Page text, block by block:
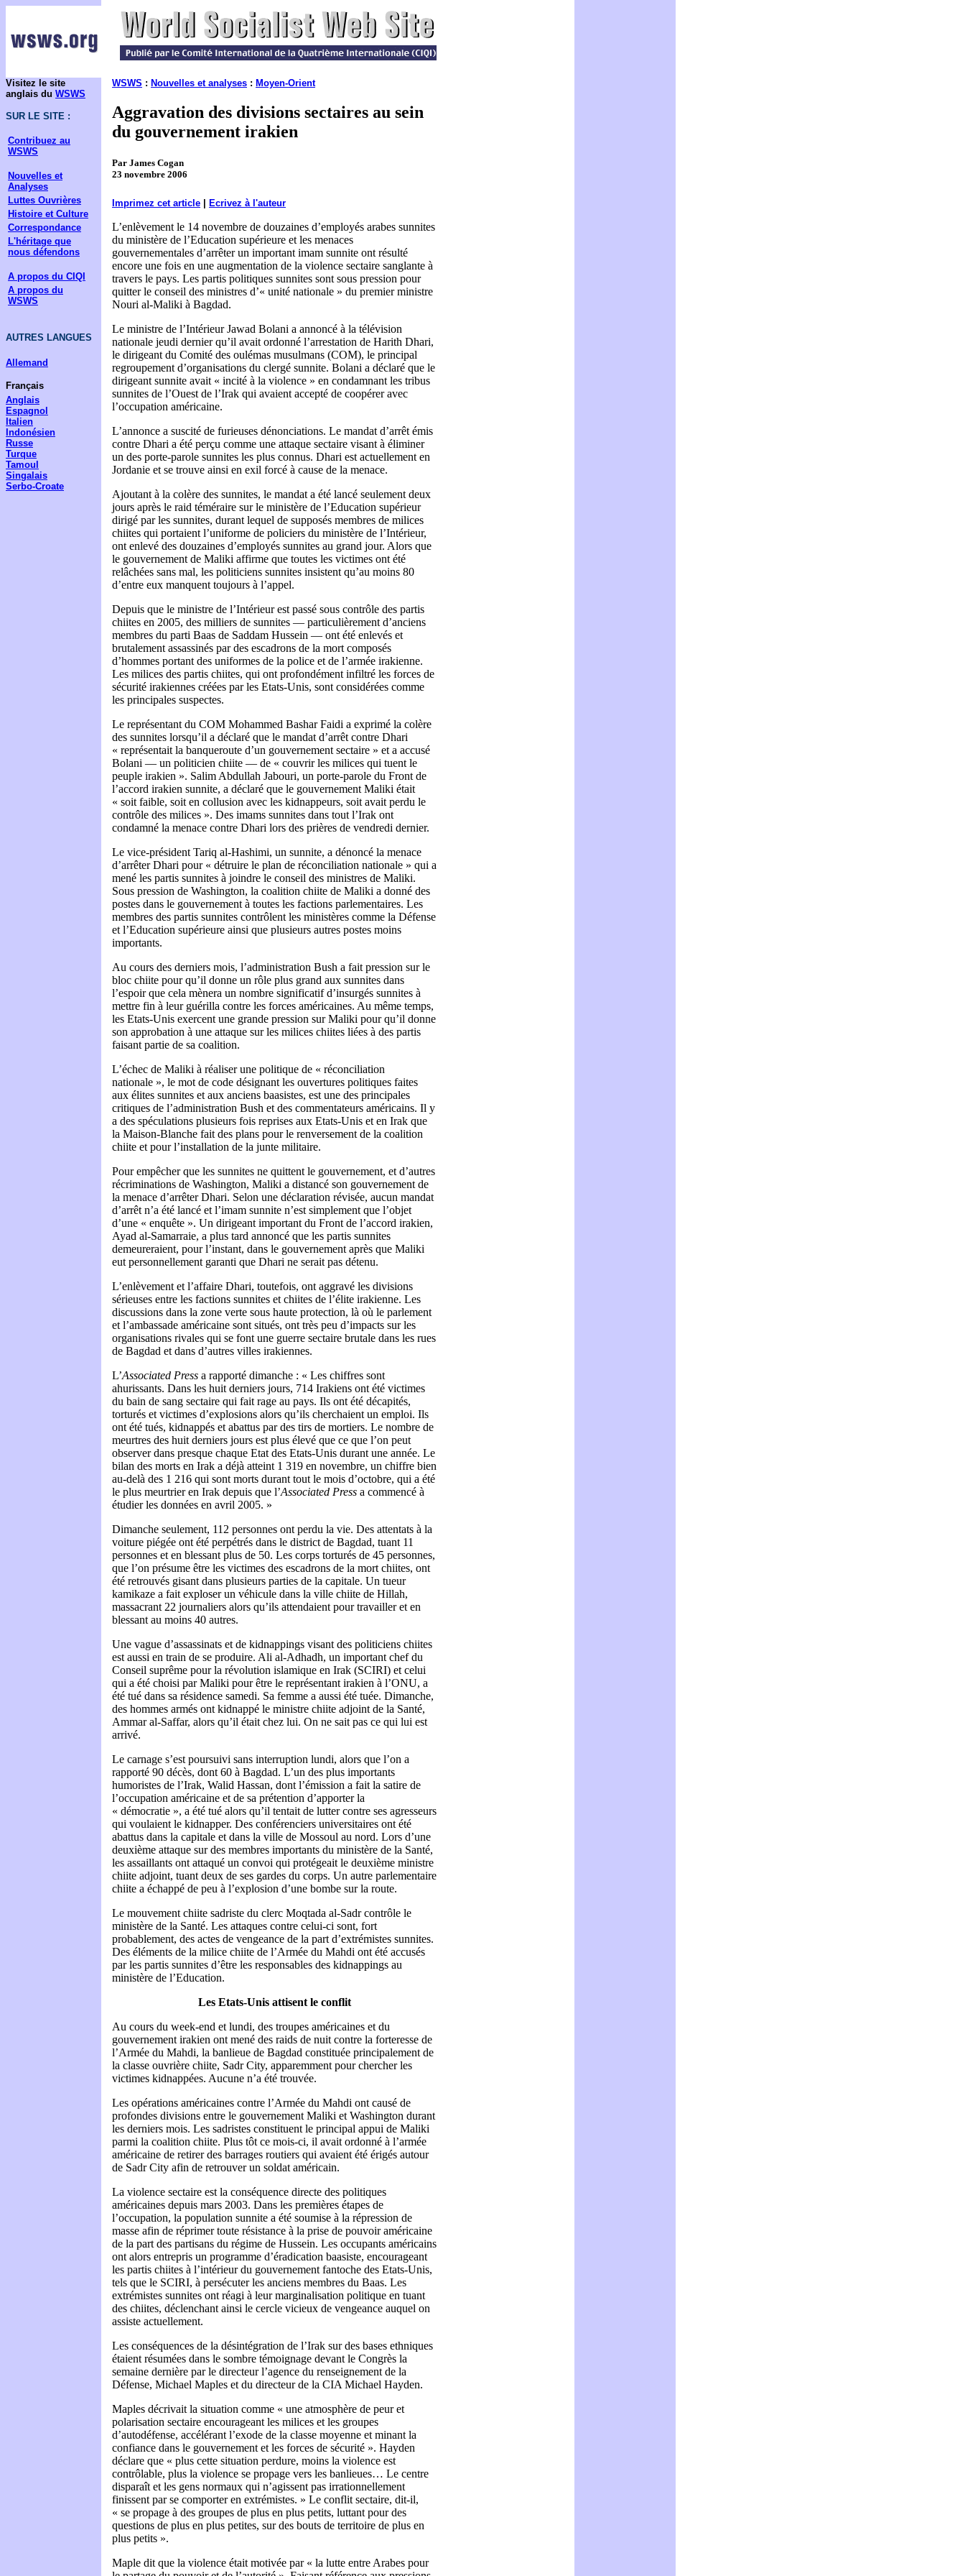
Visitez le site
anglais du WSWS
SUR LE SITE :
Contribuez au
WSWS
Nouvelles et
Analyses
Luttes Ouvrières
Histoire et Culture
Correspondance
L'héritage que
nous défendons
A propos du CIQI
A propos du
WSWS
AUTRES LANGUES
Allemand
Français
Anglais
Espagnol
Italien
Indonésien
Russe
Turque
Tamoul
Singalais
Serbo-Croate
WSWS : Nouvelles et analyses : Moyen-Orient
Aggravation des divisions sectaires au sein
du gouvernement irakien
Par James Cogan
23 novembre 2006
Imprimez cet article Ecrivez à l'auteur
L’enlèvement le 14 novembre de douzaines d’employés arabes sunnites
du ministère de l’Education supérieure et les menaces
gouvernementales d’arrêter un important imam sunnite ont résulté
encore une fois en une augmentation de la violence sectaire sanglante à
travers le pays. Les partis politiques sunnites sont sous pression pour
quitter le conseil des ministres d’« unité nationale » du premier ministre
Nouri al-Maliki à Bagdad.
Le ministre de l’Intérieur Jawad Bolani a annoncé à la télévision
nationale jeudi dernier qu’il avait ordonné l’arrestation de Harith Dhari,
le dirigeant du Comité des oulémas musulmans (COM), le principal
regroupement d’organisations du clergé sunnite. Bolani a déclaré que le
dirigeant sunnite avait « incité à la violence » en condamnant les tribus
sunnites de l’Ouest de l’Irak qui avaient accepté de coopérer avec
l’occupation américaine.
L’annonce a suscité de furieuses dénonciations. Le mandat d’arrêt émis
contre Dhari a été perçu comme une attaque sectaire visant à éliminer
un des porte-parole sunnites les plus connus. Dhari est actuellement en
Jordanie et se trouve ainsi en exil forcé à cause de la menace.
Ajoutant à la colère des sunnites, le mandat a été lancé seulement deux
jours après le raid téméraire sur le ministère de l’Education supérieur
dirigé par les sunnites, durant lequel de supposés membres de milices
chiites qui portaient l’uniforme de policiers du ministère de l’Intérieur,
ont enlevé des douzaines d’employés sunnites au grand jour. Alors que
le gouvernement de Maliki affirme que toutes les victimes ont été
relâchées sans mal, les politiciens sunnites insistent qu’au moins 80
d’entre eux manquent toujours à l’appel.
Depuis que le ministre de l’Intérieur est passé sous contrôle des partis
chiites en 2005, des milliers de sunnites — particulièrement d’anciens
membres du parti Baas de Saddam Hussein — ont été enlevés et
brutalement assassinés par des escadrons de la mort composés
d’hommes portant des uniformes de la police et de l’armée irakienne.
Les milices des partis chiites, qui ont profondément infiltré les forces de
sécurité irakiennes créées par les Etats-Unis, sont considérées comme
les principales suspectes.
Le représentant du COM Mohammed Bashar Faidi a exprimé la colère
des sunnites lorsqu’il a déclaré que le mandat d’arrêt contre Dhari
« représentait la banqueroute d’un gouvernement sectaire » et a accusé
Bolani — un politicien chiite — de « couvrir les milices qui tuent le
peuple irakien ». Salim Abdullah Jabouri, un porte-parole du Front de
l’accord irakien sunnite, a déclaré que le gouvernement Maliki était
« soit faible, soit en collusion avec les kidnappeurs, soit avait perdu le
contrôle des milices ». Des imams sunnites dans tout l’Irak ont
condamné la menace contre Dhari lors des prières de vendredi dernier.
Le vice-président Tariq al-Hashimi, un sunnite, a dénoncé la menace
d’arrêter Dhari pour « détruire le plan de réconciliation nationale » qui a
mené les partis sunnites à joindre le conseil des ministres de Maliki.
Sous pression de Washington, la coalition chiite de Maliki a donné des
postes dans le gouvernement à toutes les factions parlementaires. Les
membres des partis sunnites contrôlent les ministères comme la Défense
et l’Education supérieure ainsi que plusieurs autres postes moins
importants.
Au cours des derniers mois, l’administration Bush a fait pression sur le
bloc chiite pour qu’il donne un rôle plus grand aux sunnites dans
l’espoir que cela mènera un nombre significatif d’insurgés sunnites à
mettre fin à leur guérilla contre les forces américaines. Au même temps,
les Etats-Unis exercent une grande pression sur Maliki pour qu’il donne
son approbation à une attaque sur les milices chiites liées à des partis
faisant partie de sa coalition.
L’échec de Maliki à réaliser une politique de « réconciliation
nationale », le mot de code désignant les ouvertures politiques faites
aux élites sunnites et aux anciens baasistes, est une des principales
critiques de l’administration Bush et des commentateurs américains. Il y
a des spéculations plusieurs fois reprises aux Etats-Unis et en Irak que
la Maison-Blanche fait des plans pour le renversement de la coalition
chiite et pour l’installation de la junte militaire.
Pour empêcher que les sunnites ne quittent le gouvernement, et d’autres
récriminations de Washington, Maliki a distancé son gouvernement de
la menace d’arrêter Dhari. Selon une déclaration révisée, aucun mandat
d’arrêt n’a été lancé et l’imam sunnite n’est simplement que l’objet
d’une « enquête ». Un dirigeant important du Front de l’accord irakien,
Ayad al-Samarraie, a plus tard annoncé que les partis sunnites
demeureraient, pour l’instant, dans le gouvernement après que Maliki
eut personnellement garanti que Dhari ne serait pas détenu.
L’enlèvement et l’affaire Dhari, toutefois, ont aggravé les divisions
sérieuses entre les factions sunnites et chiites de l’élite irakienne. Les
discussions dans la zone verte sous haute protection, là où le parlement
et l’ambassade américaine sont situés, ont très peu d’impacts sur les
organisations rivales qui se font une guerre sectaire brutale dans les rues
de Bagdad et dans d’autres villes irakiennes.
L’Associated Press a rapporté dimanche : « Les chiffres sont
ahurissants. Dans les huit derniers jours, 714 Irakiens ont été victimes
du bain de sang sectaire qui fait rage au pays. Ils ont été décapités,
torturés et victimes d’explosions alors qu’ils cherchaient un emploi. Ils
ont été tués, kidnappés et abattus par des tirs de mortiers. Le nombre de
meurtres des huit derniers jours est plus élevé que ce que l’on peut
observer dans presque chaque Etat des Etats-Unis durant une année. Le
bilan des morts en Irak a déjà atteint 1 319 en novembre, un chiffre bien
au-delà des 1 216 qui sont morts durant tout le mois d’octobre, qui a été
le plus meurtrier en Irak depuis que l’Associated Press a commencé à
étudier les données en avril 2005. »
Dimanche seulement, 112 personnes ont perdu la vie. Des attentats à la
voiture piégée ont été perpétrés dans le district de Bagdad, tuant 11
personnes et en blessant plus de 50. Les corps torturés de 45 personnes,
que l’on présume être les victimes des escadrons de la mort chiites, ont
été retrouvés gisant dans plusieurs parties de la capitale. Un tueur
kamikaze a fait exploser un véhicule dans la ville chiite de Hillah,
massacrant 22 journaliers alors qu’ils attendaient pour travailler et en
blessant au moins 40 autres.
Une vague d’assassinats et de kidnappings visant des politiciens chiites
est aussi en train de se produire. Ali al-Adhadh, un important chef du
Conseil suprême pour la révolution islamique en Irak (SCIRI) et celui
qui a été choisi par Maliki pour être le représentant irakien à l’ONU, a
été tué dans sa résidence samedi. Sa femme a aussi été tuée. Dimanche,
des hommes armés ont kidnappé le ministre chiite adjoint de la Santé,
Ammar al-Saffar, alors qu’il était chez lui. On ne sait pas ce qui lui est
arrivé.
Le carnage s’est poursuivi sans interruption lundi, alors que l’on a
rapporté 90 décès, dont 60 à Bagdad. L’un des plus importants
humoristes de l’Irak, Walid Hassan, dont l’émission a fait la satire de
l’occupation américaine et de sa prétention d’apporter la
« démocratie », a été tué alors qu’il tentait de lutter contre ses agresseurs
qui voulaient le kidnapper. Des conférenciers universitaires ont été
abattus dans la capitale et dans la ville de Mossoul au nord. Lors d’une
deuxième attaque sur des membres importants du ministère de la Santé,
les assaillants ont attaqué un convoi qui protégeait le deuxième ministre
chiite adjoint, tuant deux de ses gardes du corps. Un autre parlementaire
chiite a échappé de peu à l’explosion d’une bombe sur la route.
Le mouvement chiite sadriste du clerc Moqtada al-Sadr contrôle le
ministère de la Santé. Les attaques contre celui-ci sont, fort
probablement, des actes de vengeance de la part d’extrémistes sunnites.
Des éléments de la milice chiite de l’Armée du Mahdi ont été accusés
par les partis sunnites d’être les responsables des kidnappings au
ministère de l’Education.
Les Etats-Unis attisent le conflit
Au cours du week-end et lundi, des troupes américaines et du
gouvernement irakien ont mené des raids de nuit contre la forteresse de
l’Armée du Mahdi, la banlieue de Bagdad constituée principalement de
la classe ouvrière chiite, Sadr City, apparemment pour chercher les
victimes kidnappées. Aucune n’a été trouvée.
Les opérations américaines contre l’Armée du Mahdi ont causé de
profondes divisions entre le gouvernement Maliki et Washington durant
les derniers mois. Les sadristes constituent le principal appui de Maliki
parmi la coalition chiite. Plus tôt ce mois-ci, il avait ordonné à l’armée
américaine de retirer des barrages routiers qui avaient été érigés autour
de Sadr City afin de retrouver un soldat américain.
La violence sectaire est la conséquence directe des politiques
américaines depuis mars 2003. Dans les premières étapes de
l’occupation, la population sunnite a été soumise à la répression de
masse afin de réprimer toute résistance à la prise de pouvoir américaine
de la part des partisans du régime de Hussein. Les occupants américains
ont alors entrepris un programme d’éradication baasiste, encourageant
les partis chiites à l’intérieur du gouvernement fantoche des Etats-Unis,
tels que le SCIRI, à persécuter les anciens membres du Baas. Les
extrémistes sunnites ont réagi à leur marginalisation politique en tuant
des chiites, déclenchant ainsi le cercle vicieux de vengeance auquel on
assiste actuellement.
Les conséquences de la désintégration de l’Irak sur des bases ethniques
étaient résumées dans le sombre témoignage devant le Congrès la
semaine dernière par le directeur l’agence du renseignement de la
Défense, Michael Maples et du directeur de la CIA Michael Hayden.
Maples décrivait la situation comme « une atmosphère de peur et
polarisation sectaire encourageant les milices et les groupes
d’autodéfense, accélérant l’exode de la classe moyenne et minant la
confiance dans le gouvernement et les forces de sécurité ». Hayden
déclare que « plus cette situation perdure, moins la violence est
contrôlable, plus la violence se propage vers les banlieues… Le centre
disparaît et les gens normaux qui n’agissent pas irrationnellement
finissent par se comporter en extrémistes. » Le conflit sectaire, dit-il,
« se propage à des groupes de plus en plus petits, luttant pour des
questions de plus en plus petites, sur des bouts de territoire de plus en
plus petits ».
Maple dit que la violence était motivée par « la lutte entre Arabes pour